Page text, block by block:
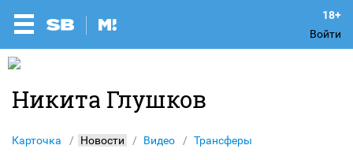
Войти
Никита Глушков
Карточка Новости Видео Трансферы